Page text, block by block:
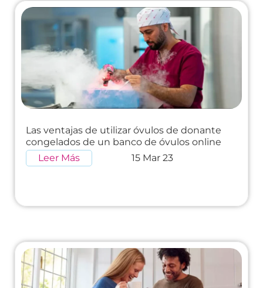
Las ventajas de utilizar óvulos de donante
congelados de un banco de óvulos online
Leer Más
15 Mar 23